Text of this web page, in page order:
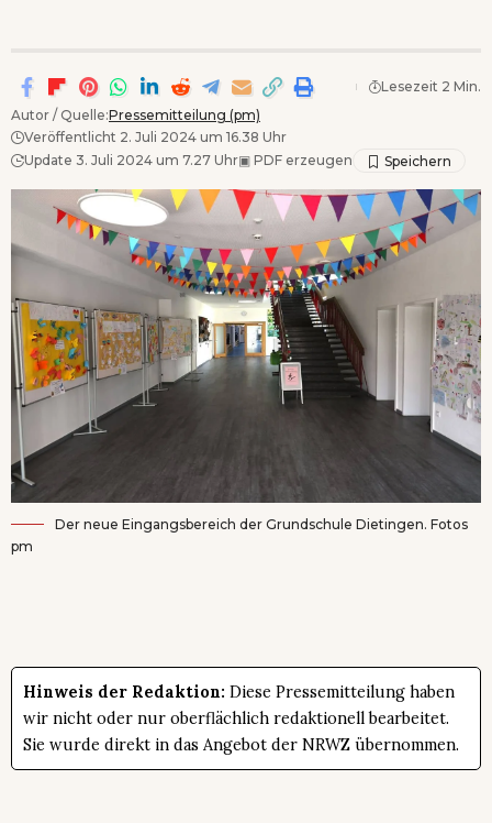
Autor / Quelle:Pressemitteilung (pm)
Veröffentlicht 2. Juli 2024 um 16.38 Uhr
Update 3. Juli 2024 um 7.27 Uhr▣ PDF erzeugen
Lesezeit 2 Min.
Der neue Eingangsbereich der Grundschule Dietingen. Fotos
pm
Hinweis der Redaktion: Diese Pressemitteilung haben
wir nicht oder nur oberflächlich redaktionell bearbeitet.
Sie wurde direkt in das Angebot der NRWZ übernommen.